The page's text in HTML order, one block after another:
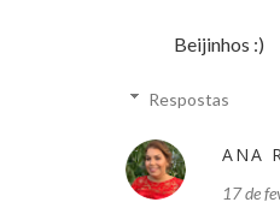
Beijinhos :)
Respostas
ANA
17 de